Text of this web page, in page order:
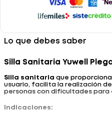
Lo que debes saber
Silla Sanitaria Yuwell
Silla sanitaria que
usuario, facilita la realización
personas con dificultades para
Indicaciones: